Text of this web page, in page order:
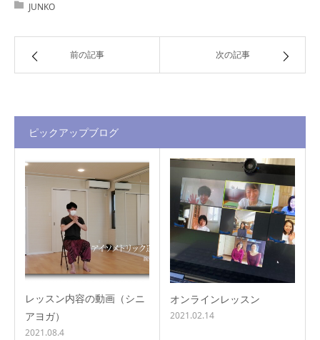
JUNKO
前の記事 次の記事
ピックアップブログ
レッスン内容の動画（シニ
アヨガ）
2021.08.4
オンラインレッスン
2021.02.14